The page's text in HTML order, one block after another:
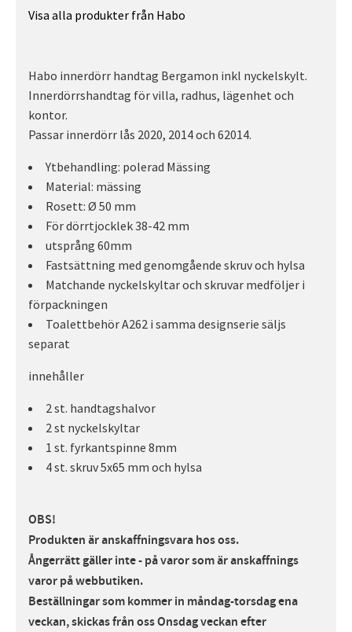
Visa alla produkter från Habo
Habo innerdörr handtag Bergamon inkl nyckelskylt.
Innerdörrshandtag för villa, radhus, lägenhet och
kontor.
Passar innerdörr lås 2020, 2014 och 62014.
Ytbehandling: polerad Mässing
Material: mässing
Rosett: Ø 50 mm
För dörrtjocklek 38-42 mm
utsprång 60mm
Fastsättning med genomgående skruv och hylsa
Matchande nyckelskyltar och skruvar medföljer i
förpackningen
Toalettbehör A262 i samma designserie säljs
separat
innehåller
2 st. handtagshalvor
2 st nyckelskyltar
1 st. fyrkantspinne 8mm
4 st. skruv 5x65 mm och hylsa
OBS!
Produkten är anskaffningsvara hos oss.
Ångerrätt gäller inte - på varor som är anskaffnings
varor på webbutiken.
Beställningar som kommer in måndag-torsdag ena
veckan, skickas från oss Onsdag veckan efter